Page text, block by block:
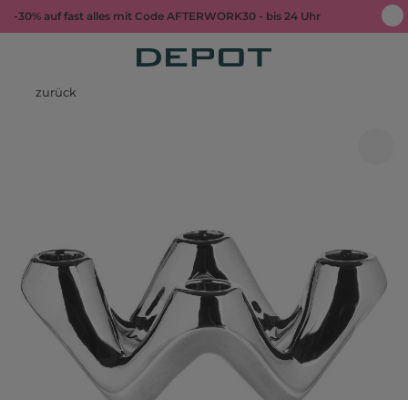
-30% auf fast alles mit Code AFTERWORK30 - bis 24 Uhr
zurück